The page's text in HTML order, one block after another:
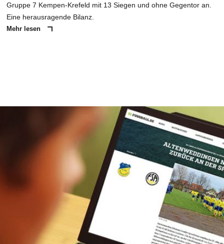
Gruppe 7 Kempen-Krefeld mit 13 Siegen und ohne Gegentor an.
Eine herausragende Bilanz.
Mehr lesen